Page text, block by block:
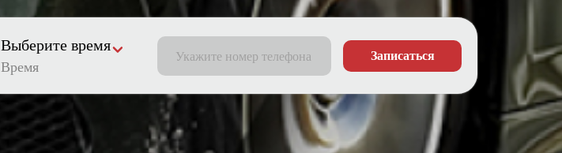
Выберите время
Время
Записаться